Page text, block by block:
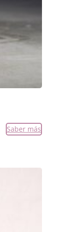
Saber más